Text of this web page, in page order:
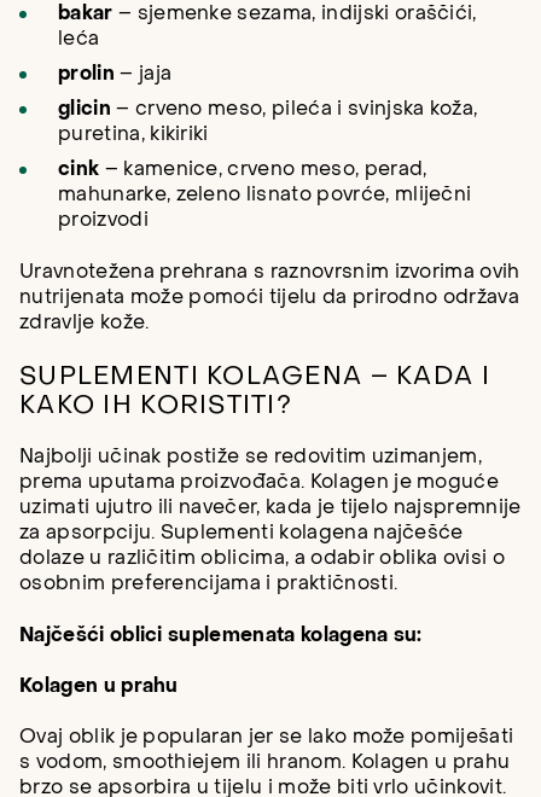
bakar – sjemenke sezama, indijski oraščići,
leća
prolin – jaja
glicin – crveno meso, pileća i svinjska koža,
puretina, kikiriki
cink – kamenice, crveno meso, perad,
mahunarke, zeleno lisnato povrće, mliječni
proizvodi
Uravnotežena prehrana s raznovrsnim izvorima ovih
nutrijenata može pomoći tijelu da prirodno održava
zdravlje kože.
SUPLEMENTI KOLAGENA – KADA I
KAKO IH KORISTITI?
Najbolji učinak postiže se redovitim uzimanjem,
prema uputama proizvođača. Kolagen je moguće
uzimati ujutro ili navečer, kada je tijelo najspremnije
za apsorpciju. Suplementi kolagena najčešće
dolaze u različitim oblicima, a odabir oblika ovisi o
osobnim preferencijama i praktičnosti.
Najčešći oblici suplemenata kolagena su:
Kolagen u prahu
Ovaj oblik je popularan jer se lako može pomiješati
s vodom, smoothiejem ili hranom. Kolagen u prahu
brzo se apsorbira u tijelu i može biti vrlo učinkovit.